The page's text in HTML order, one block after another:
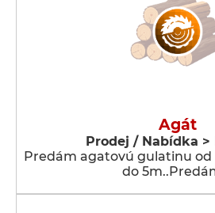
Agát
Prodej / Nabídka >
Predám agatovú gulatinu od
do